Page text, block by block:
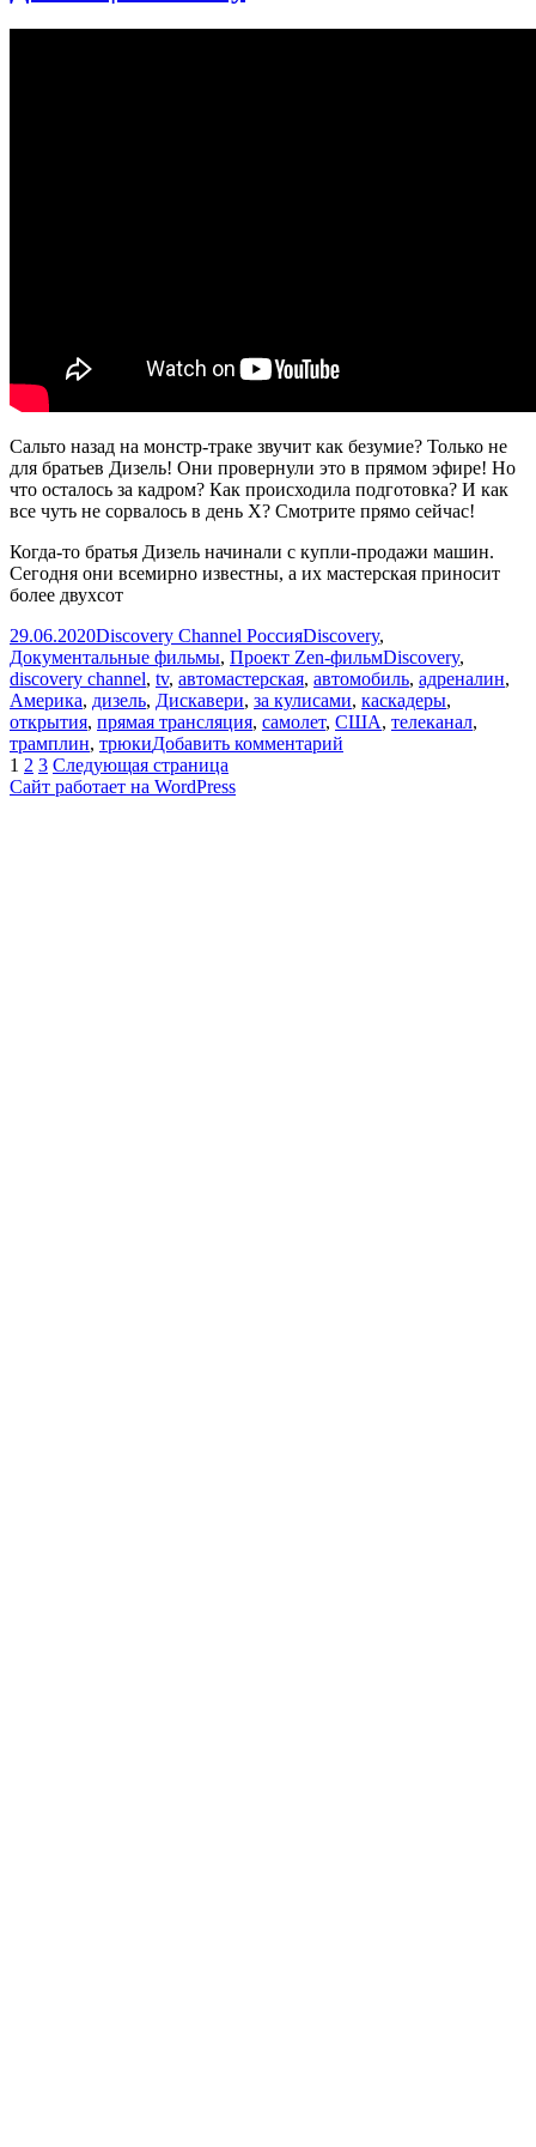
№1
Сальто назад на монстр-траке звучит как безумие? Только не
для братьев Дизель! Они провернули это в прямом эфире! Но
что осталось за кадром? Как происходила подготовка? И как
все чуть не сорвалось в день Х? Смотрите прямо сейчас!
Когда-то братья Дизель начинали с купли-продажи машин.
Сегодня они всемирно известны, а их мастерская приносит
более двухсот
Опубликовано
29.06.2020Автор
Discovery Channel РоссияРубрики
Discovery,
Документальные фильмы, Проект Zen-фильмМетки
Discovery,
discovery channel, tv, автомастерская, автомобиль, адреналин,
Америка, дизель, Дискавери, за кулисами, каскадеры,
открытия, прямая трансляция, самолет, США, телеканал,
трамплин, трюкиДобавить комментарий
Пагинация
записей
Страница
1 Страница
2 Страница
3 Следующая страница
Сайт работает на WordPress